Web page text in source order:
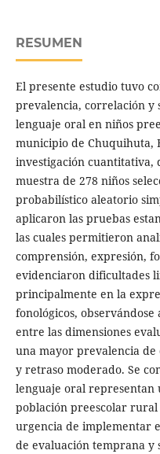
RESUMEN
El presente estudio tuvo
prevalencia, correlación y
lenguaje oral en niños
municipio de Chuquihuta,
investigación cuantitativa,
muestra de 278 niños
probabilístico aleatorio
aplicaron las pruebas
las cuales permitieron
comprensión, expresión,
evidenciaron dificultades
principalmente en la
fonológicos, observándose
entre las dimensiones
una mayor prevalencia de
y retraso moderado. Se
lenguaje oral representan
población preescolar
urgencia de implementar
de evaluación temprana y